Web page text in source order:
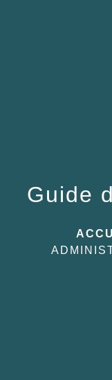
Guide